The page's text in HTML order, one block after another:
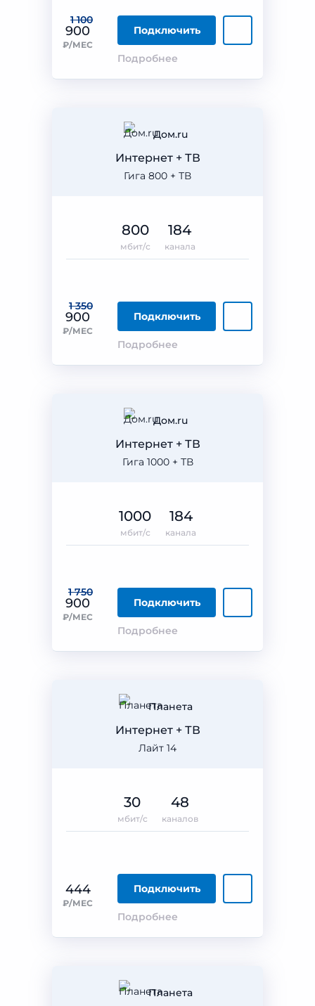
1 100
900
₽/МЕС
Подключить
Подробнее
Дом.ru
Гига 800 + ТВ
Интернет + ТВ
1 350
900
₽/МЕС
Подключить
Подробнее
800
мбит/с
184
канала
Дом.ru
Гига 1000 + ТВ
Интернет + ТВ
1 750
900
₽/МЕС
Подключить
Подробнее
1000
мбит/с
184
канала
Планета
Лайт 14
Интернет + ТВ
444
₽/МЕС
Подключить
Подробнее
30
мбит/с
48
каналов
Планета